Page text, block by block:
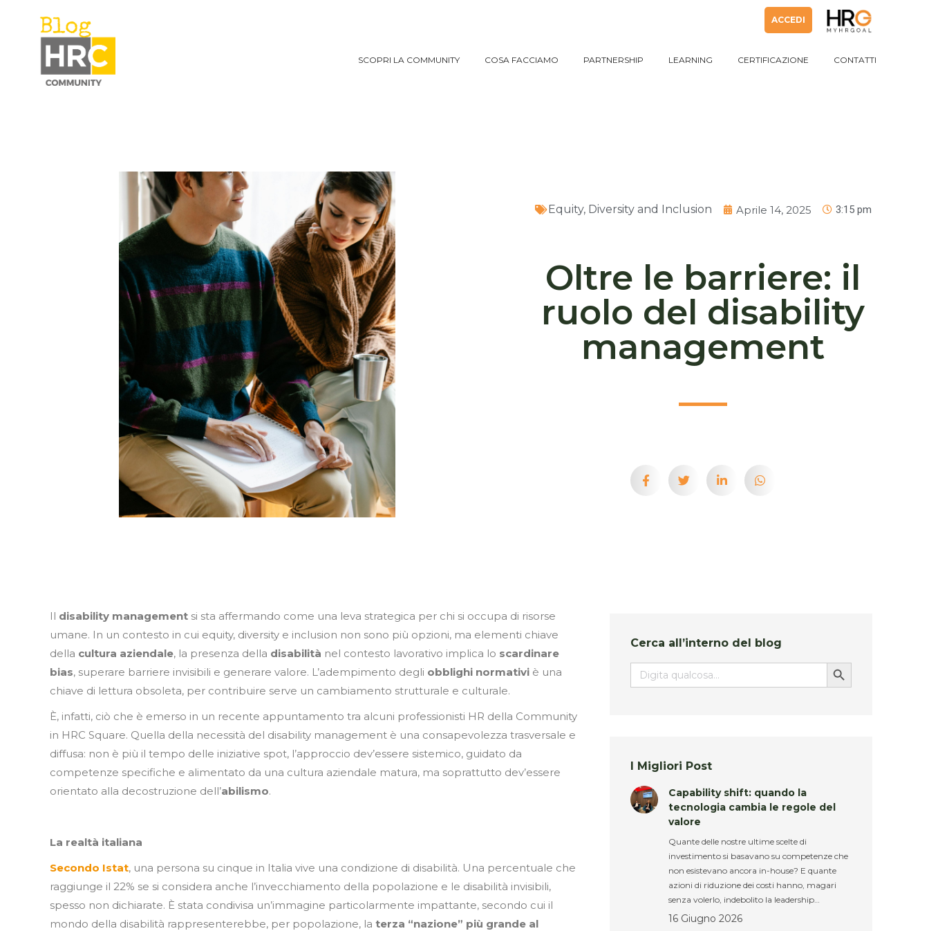
ACCEDI
SCOPRI LA COMMUNITY COSA FACCIAMO PARTNERSHIP LEARNING CERTIFICAZIONE CONTATTI
Equity, Diversity and Inclusion Aprile 14, 2025 3:15 pm
Oltre le barriere: il
ruolo del disability
management
Il disability management si sta affermando come una leva strategica per chi si occupa di risorse
umane. In un contesto in cui equity, diversity e inclusion non sono più opzioni, ma elementi chiave
della cultura aziendale, la presenza della disabilità nel contesto lavorativo implica lo scardinare
bias, superare barriere invisibili e generare valore. L’adempimento degli obblighi normativi è una
chiave di lettura obsoleta, per contribuire serve un cambiamento strutturale e culturale.
È, infatti, ciò che è emerso in un recente appuntamento tra alcuni professionisti HR della Community
in HRC Square. Quella della necessità del disability management è una consapevolezza trasversale e
diffusa: non è più il tempo delle iniziative spot, l’approccio dev’essere sistemico, guidato da
competenze specifiche e alimentato da una cultura aziendale matura, ma soprattutto dev’essere
orientato alla decostruzione dell’abilismo.
La realtà italiana
Secondo Istat, una persona su cinque in Italia vive una condizione di disabilità. Una percentuale che
raggiunge il 22% se si considera anche l’invecchiamento della popolazione e le disabilità invisibili,
spesso non dichiarate. È stata condivisa un’immagine particolarmente impattante, secondo cui il
mondo della disabilità rappresenterebbe, per popolazione, la terza “nazione” più grande al
Cerca all’interno del blog
Search
for:
Search Button
I Migliori Post
Capability shift: quando la
tecnologia cambia le regole del
valore
Quante delle nostre ultime scelte di
investimento si basavano su competenze che
non esistevano ancora in-house? E quante
azioni di riduzione dei costi hanno, magari
senza volerlo, indebolito la leadership…
16 Giugno 2026
CERTIFICAZIONE CONTATTI